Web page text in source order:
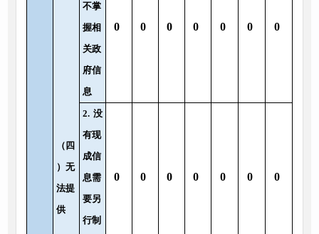
（四
）无
法提
供
不掌
握相
关政
府信
息
0 0 0 0 0 0 0
2. 没
有现
成信
息需
要另
行制
0 0 0 0 0 0 0